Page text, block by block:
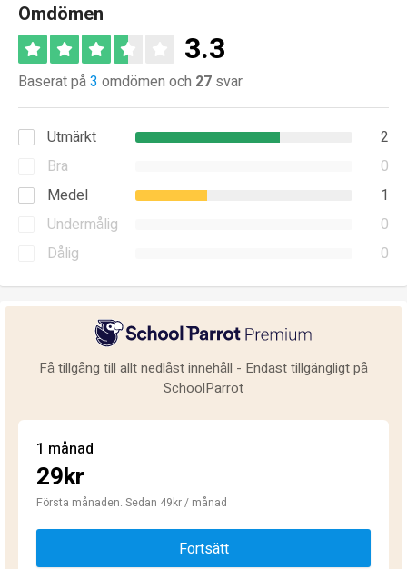
Omdömen
3.3
Baserat på3 omdömen och 27 svar
Utmärkt
2
Bra
0
Medel
1
Undermålig
0
Dålig
0
Få tillgång till allt nedlåst innehåll - Endast tillgängligt på
SchoolParrot
1 månad
29kr
Första månaden. Sedan 49kr / månad
Fortsätt